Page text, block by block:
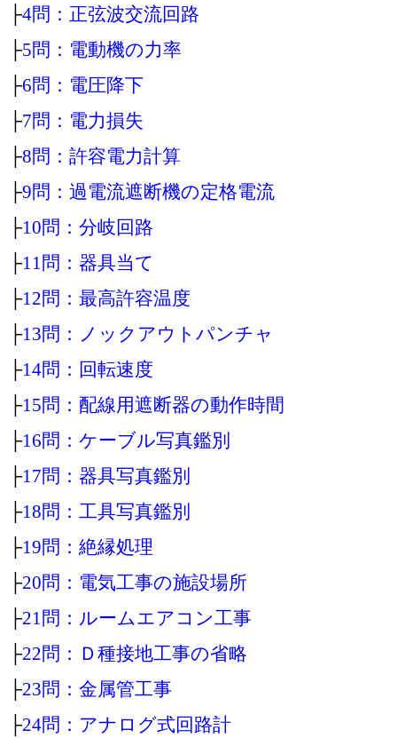
├4問：正弦波交流回路
├5問：電動機の力率
├6問：電圧降下
├7問：電力損失
├8問：許容電力計算
├9問：過電流遮断機の定格電流
├10問：分岐回路
├11問：器具当て
├12問：最高許容温度
├13問：ノックアウトパンチャ
├14問：回転速度
├15問：配線用遮断器の動作時間
├16問：ケーブル写真鑑別
├17問：器具写真鑑別
├18問：工具写真鑑別
├19問：絶縁処理
├20問：電気工事の施設場所
├21問：ルームエアコン工事
├22問：Ｄ種接地工事の省略
├23問：金属管工事
├24問：アナログ式回路計